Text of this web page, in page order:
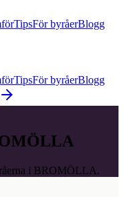
TipsFör byråerBlogg
TipsFör byråerBlogg
i BROMÖLLA.